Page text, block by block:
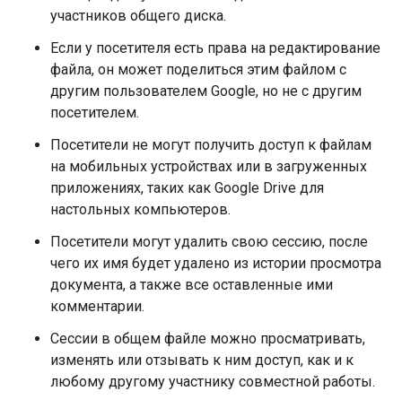
участников общего диска.
Если у посетителя есть права на редактирование
файла, он может поделиться этим файлом с
другим пользователем Google, но не с другим
посетителем.
Посетители не могут получить доступ к файлам
на мобильных устройствах или в загруженных
приложениях, таких как Google Drive для
настольных компьютеров.
Посетители могут удалить свою сессию, после
чего их имя будет удалено из истории просмотра
документа, а также все оставленные ими
комментарии.
Сессии в общем файле можно просматривать,
изменять или отзывать к ним доступ, как и к
любому другому участнику совместной работы.